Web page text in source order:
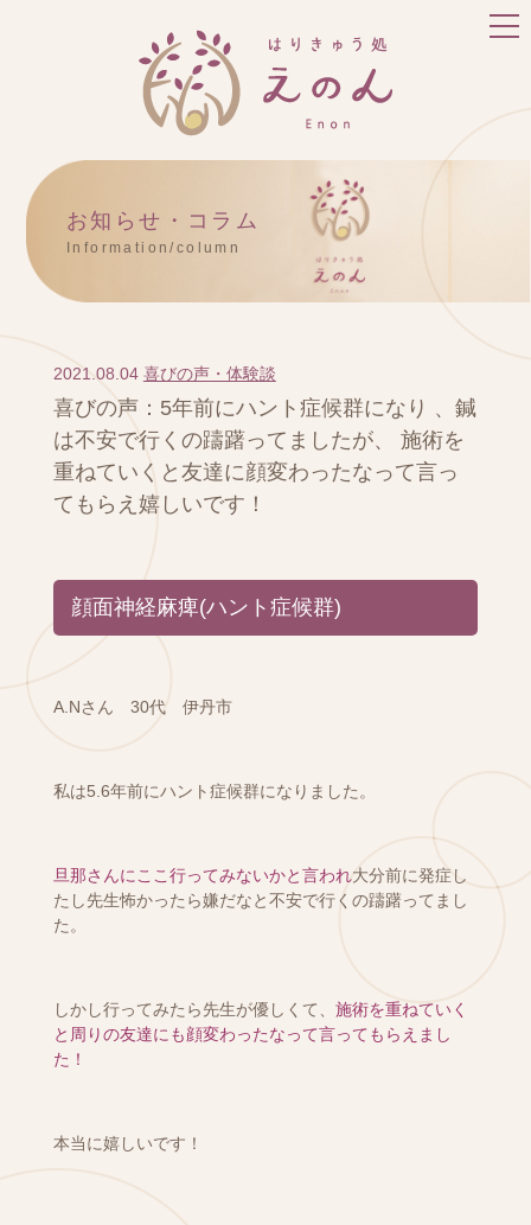
お知らせ・コラム
Information/column
2021.08.04 喜びの声・体験談
喜びの声：5年前にハント症候群になり 、鍼
は不安で行くの躊躇ってましたが、 施術を
重ねていくと友達に顔変わったなって言っ
てもらえ嬉しいです！
顔面神経麻痺(ハント症候群)
A.Nさん 30代 伊丹市
私は5.6年前にハント症候群になりました。
旦那さんにここ行ってみないかと言われ大分前に発症し
たし先生怖かったら嫌だなと不安で行くの躊躇ってまし
た。
しかし行ってみたら先生が優しくて、 施術を重ねていく
と周りの友達にも顔変わったなって言ってもらえまし
た！
本当に嬉しいです！